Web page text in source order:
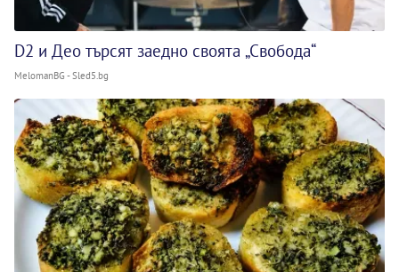
D2 и Део търсят заедно своята „Свобода“
MelomanBG - Sled5.bg